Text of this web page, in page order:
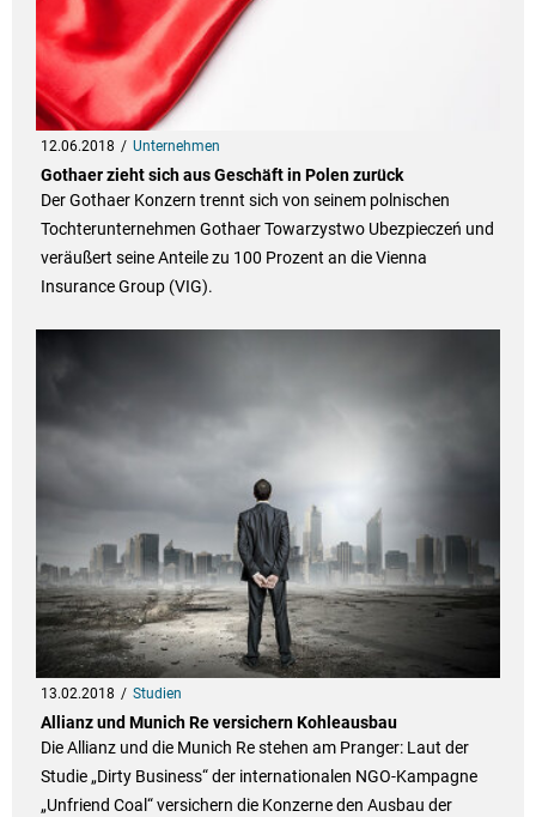
12.06.2018 Unternehmen
Gothaer zieht sich aus Geschäft in Polen zurück
Der Gothaer Konzern trennt sich von seinem polnischen
Tochterunternehmen Gothaer Towarzystwo Ubezpieczeń und
veräußert seine Anteile zu 100 Prozent an die Vienna
Insurance Group (VIG).
13.02.2018 Studien
Allianz und Munich Re versichern Kohleausbau
Die Allianz und die Munich Re stehen am Pranger: Laut der
Studie „Dirty Business“ der internationalen NGO-Kampagne
„Unfriend Coal“ versichern die Konzerne den Ausbau der